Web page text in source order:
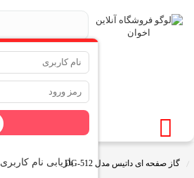
جستجو ...
بازیابی نام کاربری گاز صفحه ای داتیس مدل DG-512